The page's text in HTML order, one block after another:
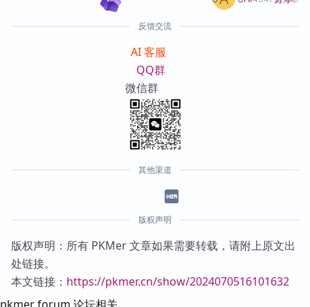
反馈交流
AI 客服
QQ群
微信群
其他渠道
版权声明
版权声明：所有 PKMer 文章如果需要转载，请附上原文出
处链接。
本文链接： https://pkmer.cn/show/2024070516101632